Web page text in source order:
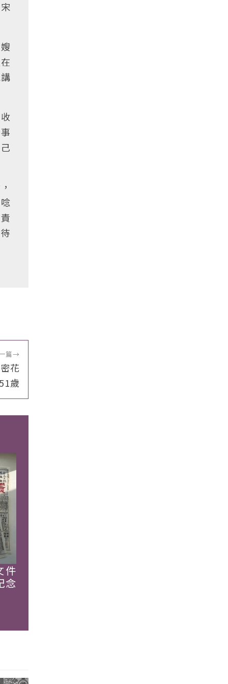
篇→
花
歲
件
念